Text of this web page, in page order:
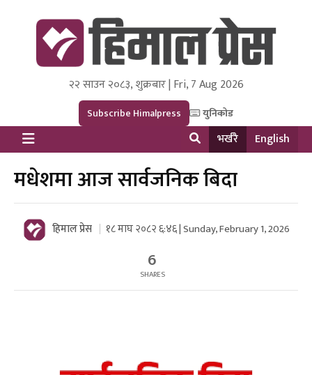
Himal Press
Dot NewsyNepal Media and Research Pvt Ltd.
२२ साउन २०८३, शुक्रबार | Fri, 7 Aug 2026
Subscribe Himalpress युनिकोड
भर्खरै English
मधेशमा आज सार्वजनिक बिदा
हिमाल प्रेस १८ माघ २०८२ ६:४६ | Sunday, February 1, 2026
6
SHARES